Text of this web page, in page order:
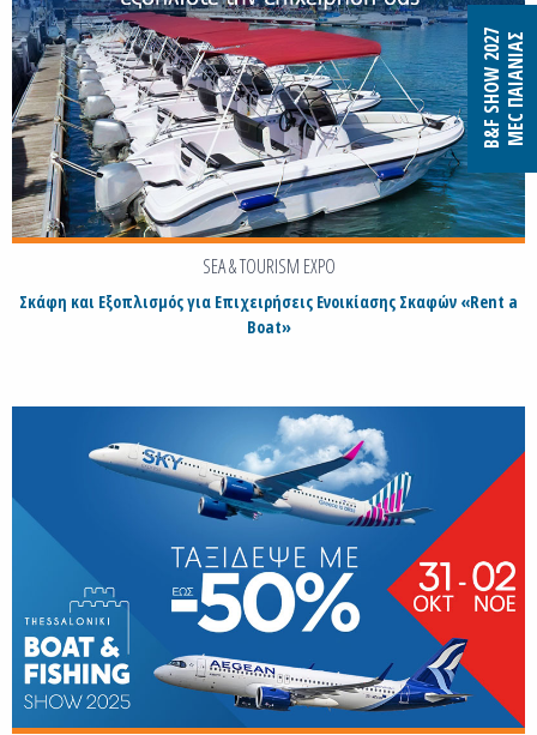
SEA & TOURISM EXPO
Σκάφη και Εξοπλισμός για Επιχειρήσεις Ενοικίασης Σκαφών «Rent a
Boat»
B&F SHOW 2027MEC ΠΑΙΑΝΙΑΣ